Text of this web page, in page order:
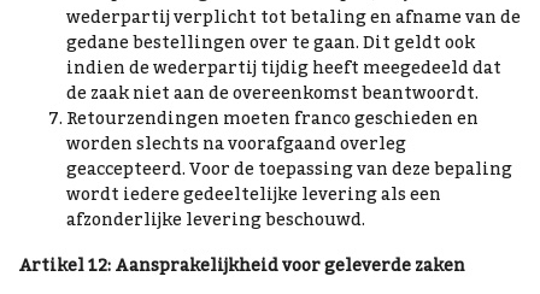
wederpartij verplicht tot betaling en afname van de
gedane bestellingen over te gaan. Dit geldt ook
indien de wederpartij tijdig heeft meegedeeld dat
de zaak niet aan de overeenkomst beantwoordt.
Retourzendingen moeten franco geschieden en
worden slechts na voorafgaand overleg
geaccepteerd. Voor de toepassing van deze bepaling
wordt iedere gedeeltelijke levering als een
afzonderlijke levering beschouwd.
Artikel 12: Aansprakelijkheid voor geleverde zaken